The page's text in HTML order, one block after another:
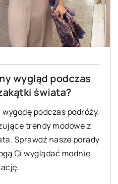
wygląd podczas
świata?
podczas podróży,
trendy modowe z
Sprawdź nasze porady
Ci wyglądać modnie